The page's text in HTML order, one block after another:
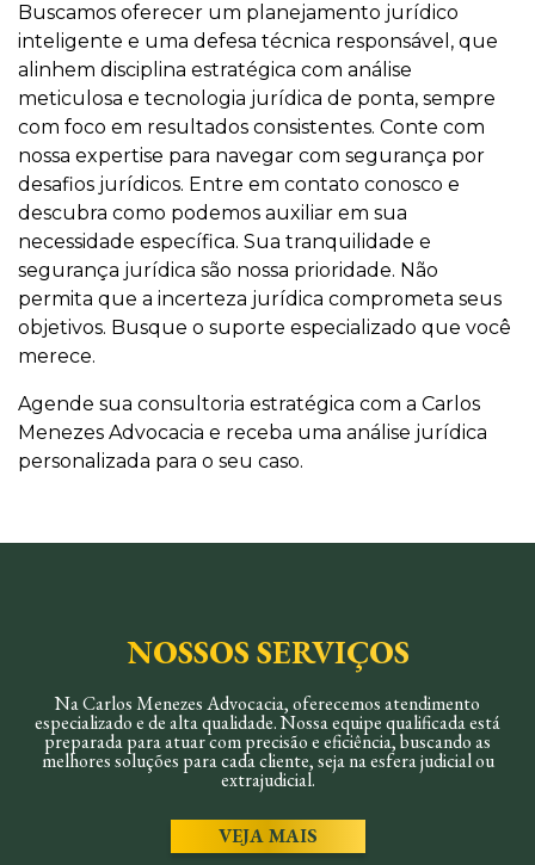
Buscamos oferecer um planejamento jurídico
inteligente e uma defesa técnica responsável, que
alinhem disciplina estratégica com análise
meticulosa e tecnologia jurídica de ponta, sempre
com foco em resultados consistentes. Conte com
nossa expertise para navegar com segurança por
desafios jurídicos. Entre em contato conosco e
descubra como podemos auxiliar em sua
necessidade específica. Sua tranquilidade e
segurança jurídica são nossa prioridade. Não
permita que a incerteza jurídica comprometa seus
objetivos. Busque o suporte especializado que você
merece.
Agende sua consultoria estratégica com a Carlos
Menezes Advocacia e receba uma análise jurídica
personalizada para o seu caso.
NOSSOS SERVIÇOS
Na Carlos Menezes Advocacia, oferecemos atendimento
especializado e de alta qualidade. Nossa equipe qualificada está
preparada para atuar com precisão e eficiência, buscando as
melhores soluções para cada cliente, seja na esfera judicial ou
extrajudicial.
VEJA MAIS